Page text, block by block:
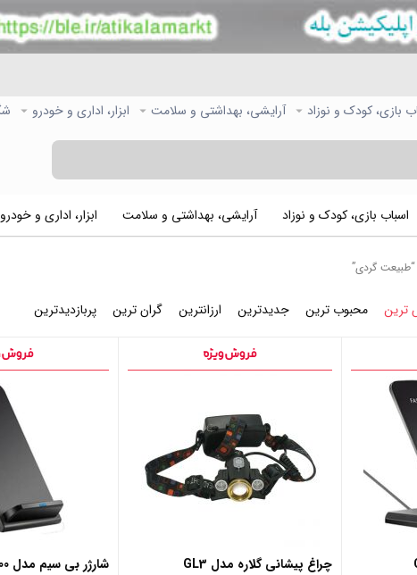
بازی، کودک و نوزاد آرایشی، بهداشتی و سلامت ابزار، اداری و خودرو
اسباب بازی، کودک و نوزاد آرایشی، بهداشتی و سلامت ابزار، اداری و خودرو
گردی”
ترین محبوب ترین جدیدترین ارزانترین گران ترین پربازدیدترین
چراغ پیشانی گلاره مدل GL3 شارژر بی سیم مدل S700